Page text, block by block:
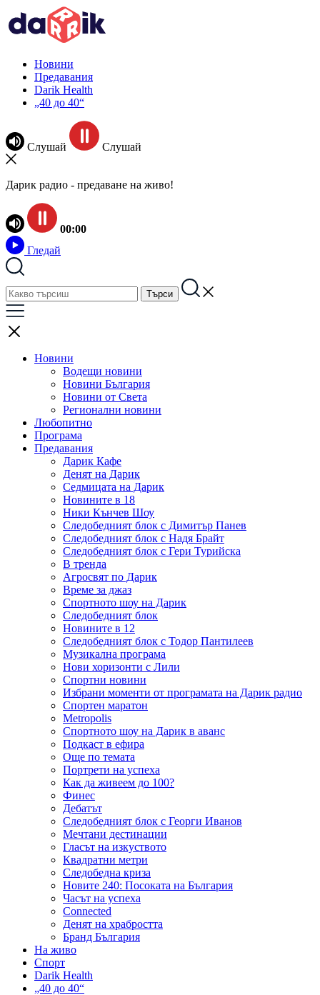
Новини
Предавания
Darik Health
„40 до 40“
Слушай Слушай
Дарик радио - предаване на живо!
00:00
Гледай
Новини
Водещи новини
Новини България
Новини от Света
Регионални новини
Любопитно
Програма
Предавания
Дарик Кафе
Денят на Дарик
Седмицата на Дарик
Новините в 18
Ники Кънчев Шоу
Следобедният блок с Димитър Панев
Следобедният блок с Надя Брайт
Следобедният блок с Гери Турийска
В тренда
Агросвят по Дарик
Време за джаз
Спортното шоу на Дарик
Следобедният блок
Новините в 12
Следобедният блок с Тодор Пантилеев
Музикална програма
Нови хоризонти с Лили
Спортни новини
Избрани моменти от програмата на Дарик радио
Спортен маратон
Metropolis
Спортното шоу на Дарик в аванс
Подкаст в ефира
Още по темата
Портрети на успеха
Как да живеем до 100?
Финес
Дебатът
Следобедният блок с Георги Иванов
Мечтани дестинации
Гласът на изкуството
Квадратни метри
Следобедна криза
Новите 240: Посоката на България
Часът на успеха
Connected
Денят на храбростта
Бранд България
На живо
Спорт
Darik Health
„40 до 40“